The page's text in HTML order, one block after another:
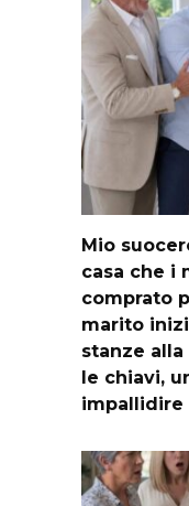
Mio
casa che i
comprato
marito
stanze
le chiavi,
impallidire